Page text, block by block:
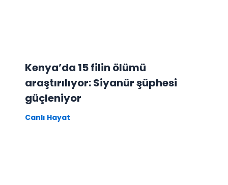
Kenya’da 15 filin ölümü
araştırılıyor: Siyanür şüphesi
güçleniyor
Canlı Hayat